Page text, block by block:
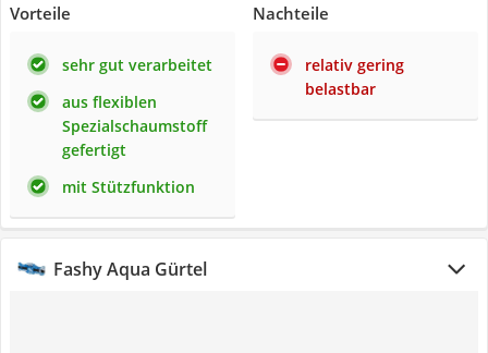
Vorteile
sehr gut verarbeitet
aus flexiblen
Spezialschaumstoff
gefertigt
mit Stützfunktion
Nachteile
relativ gering
belastbar
Fashy Aqua Gürtel